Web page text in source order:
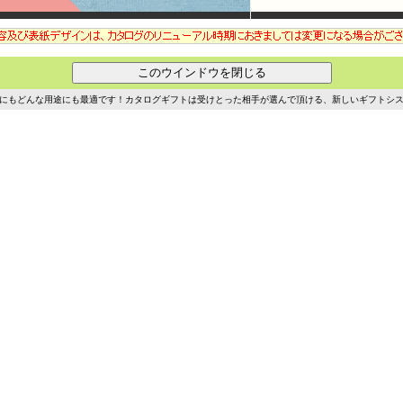
もどんな用途にも最適です！カタログギフトは受けとった相手が選んで頂ける、新しいギフトシ